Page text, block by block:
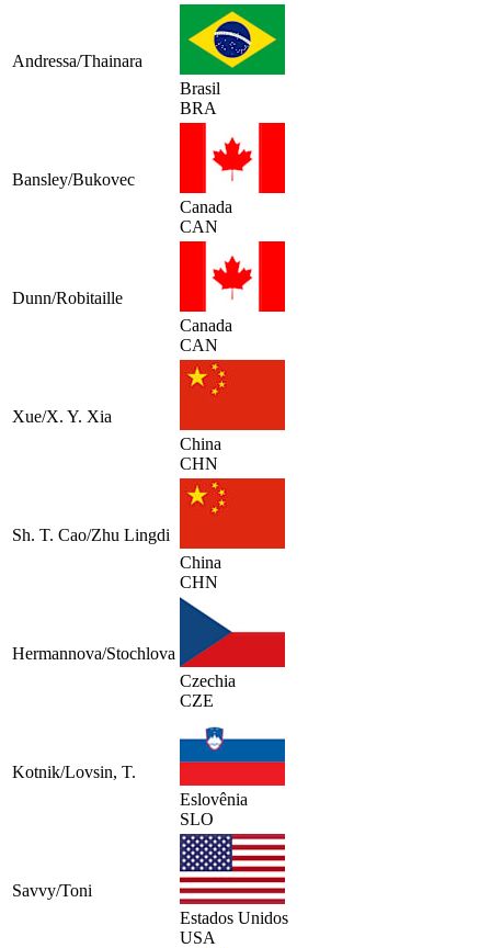
Andressa/Thainara
Brasil
BRA
Bansley/Bukovec
Canada
CAN
Dunn/Robitaille
Canada
CAN
Xue/X. Y. Xia
China
CHN
Sh. T. Cao/Zhu Lingdi
China
CHN
Hermannova/Stochlova
Czechia
CZE
Kotnik/Lovsin, T.
Eslovênia
SLO
Savvy/Toni
Estados Unidos
USA